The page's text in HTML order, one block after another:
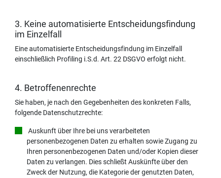
3. Keine automatisierte Entscheidungsfindung
im Einzelfall
Eine automatisierte Entscheidungsfindung im Einzelfall
einschließlich Profiling i.S.d. Art. 22 DSGVO erfolgt nicht.
4. Betroffenenrechte
Sie haben, je nach den Gegebenheiten des konkreten Falls,
folgende Datenschutzrechte:
Auskunft über Ihre bei uns verarbeiteten
personenbezogenen Daten zu erhalten sowie Zugang zu
Ihren personenbezogenen Daten und/oder Kopien dieser
Daten zu verlangen. Dies schließt Auskünfte über den
Zweck der Nutzung, die Kategorie der genutzten Daten,